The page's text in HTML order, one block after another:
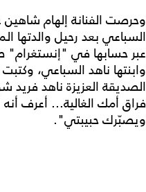
وحرصت الفنانة إلهام شاهين
السباعي بعد رحيل والدتها
عبر حسابها في
وابنتها ناهد السباعي، وكتبت
الصديقة العزيزة ناهد
فراق أمك الغالية... أعرف
ويصبّرك حبيبتي".